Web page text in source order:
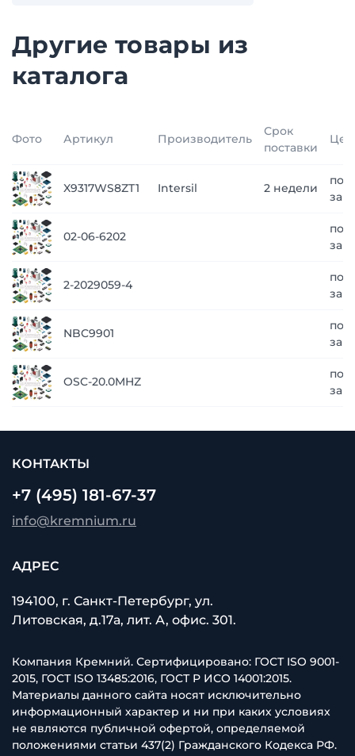
Другие товары из
каталога
Фото Артикул Производитель
Срок
поставки
X9317WS8ZT1 Intersil 2 недели
по
02-06-6202
по
2-2029059-4
по
NBC9901
по
OSC-20.0MHZ
по
КОНТАКТЫ
+7 (495) 181-67-37
info@kremnium.ru
АДРЕС
194100, г. Санкт-Петербург, ул.
Литовская, д.17а, лит. А, офис. 301.
Компания Кремний. Сертифицировано: ГОСТ ISO 9001-
2015, ГОСТ ISO 13485:2016, ГОСТ Р ИСО 14001:2015.
Материалы данного сайта носят исключительно
информационный характер и ни при каких условиях
не являются публичной офертой, определяемой
положениями статьи 437(2) Гражданского Кодекса РФ.